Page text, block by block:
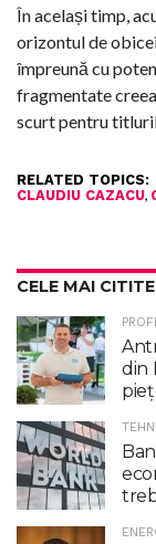
În același timp,
orizontul de
împreună cu
fragmentate
scurt pentru
RELATED TOPICS:
CLAUDIU CAZACU,
CELE MAI
din